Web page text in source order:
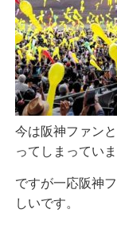
今は阪神ファン
ってしまっていま
ですが一応阪神
しいです。